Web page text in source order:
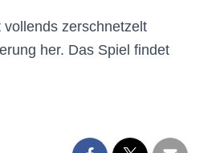
zerschnetzelt
her. Das Spiel findet